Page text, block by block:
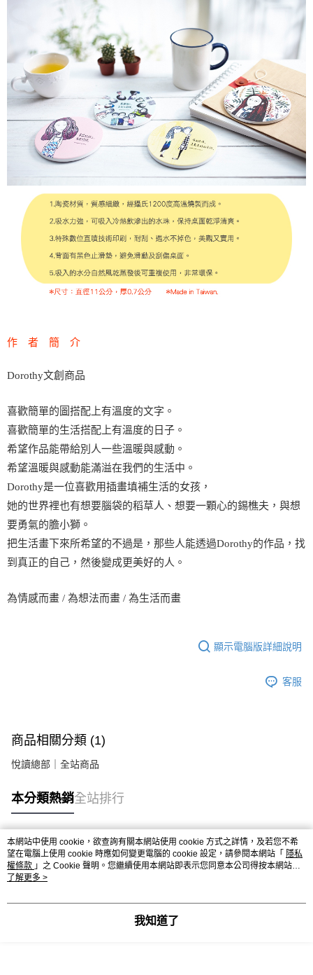
作 者 簡 介
Dorothy文創商品
喜歡簡單的圖搭配上有溫度的文字。
喜歡簡單的生活搭配上有溫度的日子。
希望作品能帶給別人一些溫暖與感動。
希望溫暖與感動能滿溢在我們的生活中。
Dorothy是一位喜歡用插畫填補生活的女孩，
她的世界裡也有想要腦袋的稻草人、想要一顆心的錫樵夫，與想
要勇氣的膽小獅。
把生活畫下來所希望的不過是，那些人能透過Dorothy的作品，找
到真正的自己，然後變成更美好的人。
為情感而畫 / 為想法而畫 / 為生活而畫
顯示電腦版詳細說明
客服
商品相關分類 (1)
悅讀總部｜全站商品
本分類熱銷全站排行
熱門標籤
本網站中使用 cookie，欲查詢有關本網站使用 cookie 方式之詳情，及若您不希
望在電腦上使用 cookie 時應如何變更電腦的 cookie 設定，請參閱本網站「 隱私
權條款 」之 Cookie 聲明。您繼續使用本網站即表示您同意本公司得按本網站使
用條款之 Cookie 聲明使用 cookie。
了解更多 >
我知道了